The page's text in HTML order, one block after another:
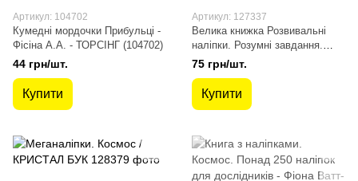
Артикул: 104702
Кумедні мордочки Прибульці -
Фісіна А.А. - ТОРСІНГ (104702)
44 грн/шт.
Купити
Артикул: 127337
Велика книжка Розвивальні
наліпки. Розумнi завдання.
Космос / КРИСТАЛ БУК
75 грн/шт.
Купити